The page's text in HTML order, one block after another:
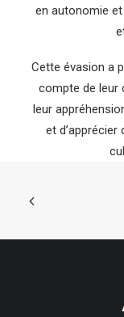
en autonomie
Cette évasion a
compte de leur
leur
et